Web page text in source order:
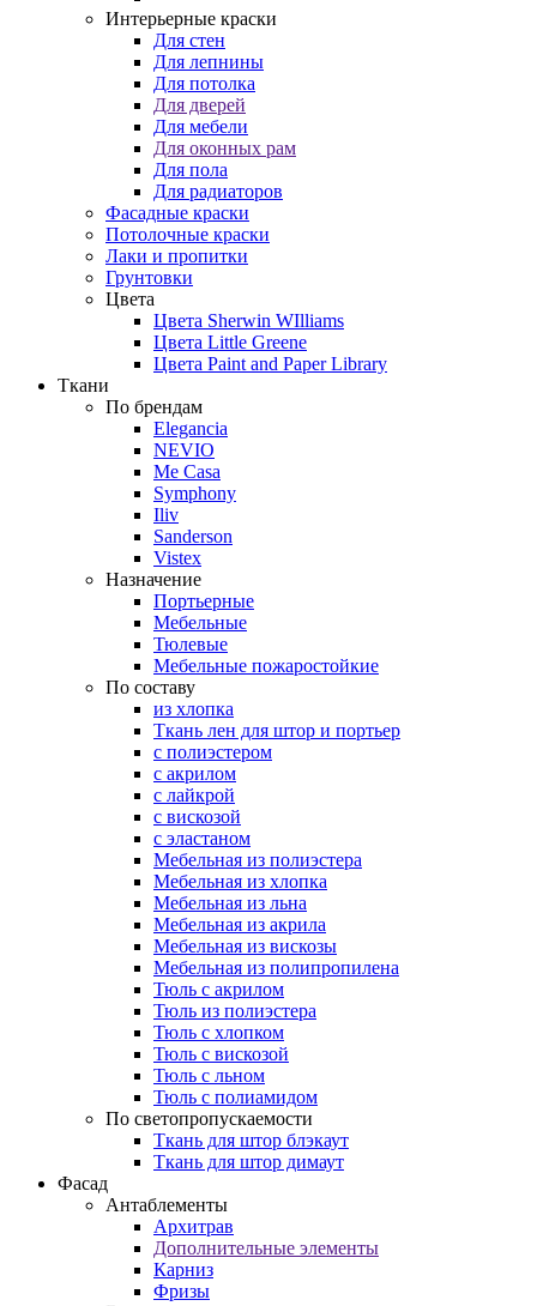
Интерьерные краски
Для стен
Для лепнины
Для потолка
Для дверей
Для мебели
Для оконных рам
Для пола
Для радиаторов
Фасадные краски
Потолочные краски
Лаки и пропитки
Грунтовки
Цвета
Цвета Sherwin WIlliams
Цвета Little Greene
Цвета Paint and Paper Library
Ткани
По брендам
Elegancia
NEVIO
Me Casa
Symphony
Iliv
Sanderson
Vistex
Назначение
Портьерные
Мебельные
Тюлевые
Мебельные пожаростойкие
По составу
из хлопка
Ткань лен для штор и портьер
с полиэстером
с акрилом
с лайкрой
с вискозой
с эластаном
Мебельная из полиэстера
Мебельная из хлопка
Мебельная из льна
Мебельная из акрила
Мебельная из вискозы
Мебельная из полипропилена
Тюль с акрилом
Тюль из полиэстера
Тюль с хлопком
Тюль с вискозой
Тюль с льном
Тюль с полиамидом
По светопропускаемости
Ткань для штор блэкаут
Ткань для штор димаут
Фасад
Антаблементы
Архитрав
Дополнительные элементы
Карниз
Фризы